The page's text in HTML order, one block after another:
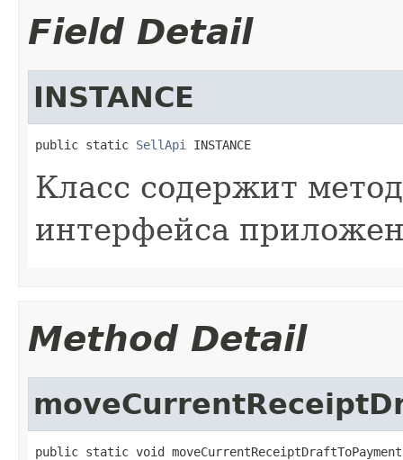
Field Detail
INSTANCE
public static SellApi INSTANCE
Класс содержит
интерфейса
Method Detail
public static void